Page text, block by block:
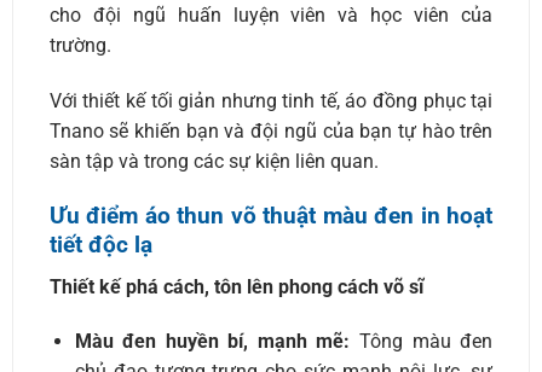
cho đội ngũ huấn luyện viên và học viên của
trường.
Với thiết kế tối giản nhưng tinh tế, áo đồng phục tại
Tnano sẽ khiến bạn và đội ngũ của bạn tự hào trên
sàn tập và trong các sự kiện liên quan.
Ưu điểm áo thun võ thuật màu đen in hoạt
tiết độc lạ
Thiết kế phá cách, tôn lên phong cách võ sĩ
Màu đen huyền bí, mạnh mẽ: Tông màu đen